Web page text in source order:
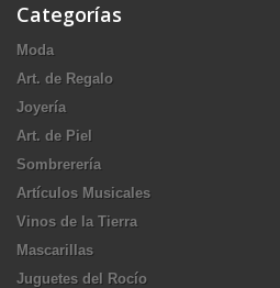
Categorías
Moda
Art. de Regalo
Joyería
Art. de Piel
Sombrerería
Artículos Musicales
Vinos de la Tierra
Mascarillas
Juguetes del Rocío